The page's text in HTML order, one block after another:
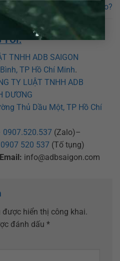
nào?
TÔI:
TNHH ADB SAIGON
TP Hồ Chí Minh.
TY LUẬT TNHH ADB
DƯƠNG
Thủ Dầu Một, TP Hồ Chí
0907.520.537 (Zalo)–
0907 520 537 (Tố tụng)
Email: info@adbsaigon.com
được hiển thị công khai.
đánh dấu *